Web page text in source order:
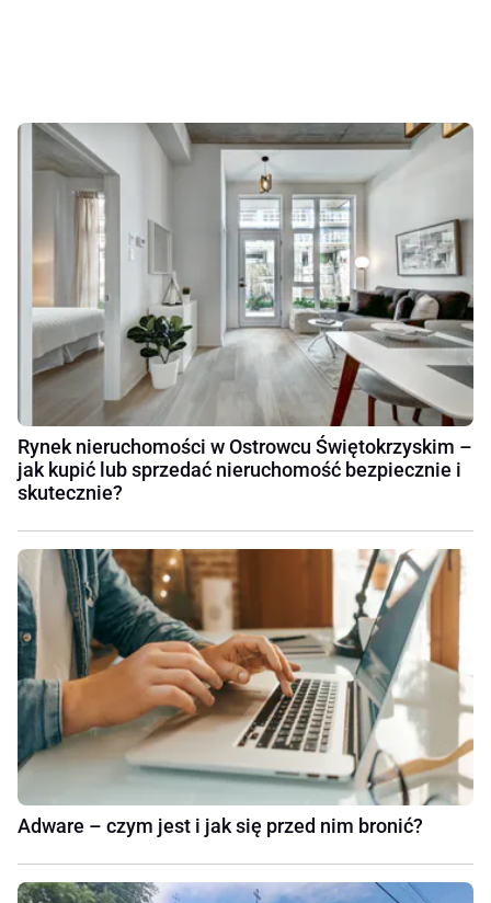
Rynek nieruchomości w Ostrowcu Świętokrzyskim –
jak kupić lub sprzedać nieruchomość bezpiecznie i
skutecznie?
Adware – czym jest i jak się przed nim bronić?